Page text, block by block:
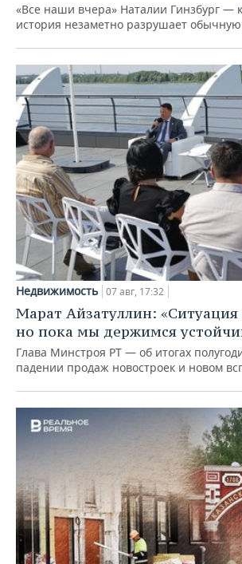
«Все наши вчера» Наталии Гинзбург —
история незаметно разрушает
Недвижимость 07 авг, 17:32
Марат Айзатуллин: «Ситуация
но пока мы держимся
Глава Минстроя РТ — об итогах
падении продаж новостроек и новом